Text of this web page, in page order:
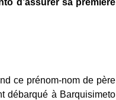
d’assurer sa première
ce prénom-nom de père
débarqué à Barquisimeto